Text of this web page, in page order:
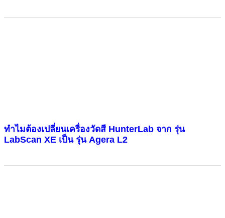
ทำไมต้องเปลี่ยนเครื่องวัดสี HunterLab จาก รุ่น
LabScan XE เป็น รุ่น Agera L2